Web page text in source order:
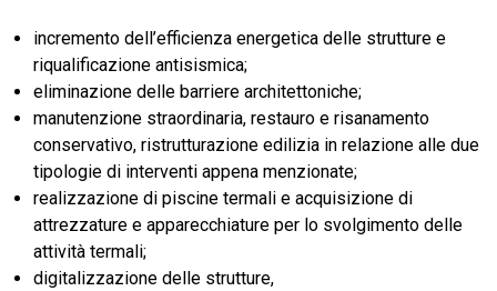
incremento dell’efficienza energetica delle strutture e
riqualificazione antisismica;
eliminazione delle barriere architettoniche;
manutenzione straordinaria, restauro e risanamento
conservativo, ristrutturazione edilizia in relazione alle due
tipologie di interventi appena menzionate;
realizzazione di piscine termali e acquisizione di
attrezzature e apparecchiature per lo svolgimento delle
attività termali;
digitalizzazione delle strutture,